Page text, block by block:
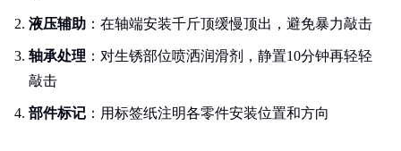
液压辅助 ：在轴端安装千斤顶缓慢顶出，避免暴力敲击
轴承处理 ：对生锈部位喷洒润滑剂，静置10分钟再轻轻
敲击
部件标记 ：用标签纸注明各零件安装位置和方向